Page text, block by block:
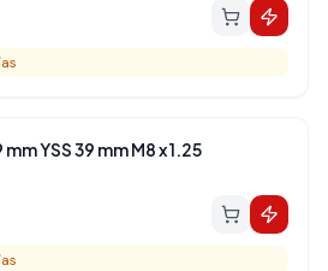
Amortiguadores Traseros
YSS 39 mm M8 x 1.25